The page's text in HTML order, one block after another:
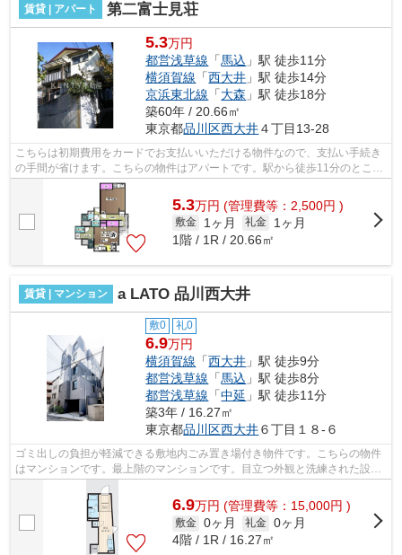
賃貸 | アパート 第二富士見荘
5.3万円
都営浅草線 「馬込 」駅 徒歩11分
横須賀線 「西大井 」駅 徒歩14分
京浜東北線 「大森 」駅 徒歩18分
築60年 / 20.66㎡
東京都品川区西大井４丁目13-28
こちらは初期費用をカードでお支払いいただける物件なので、支払い手続き
の手間が省けます。こちらの物件はアパートです。駅から徒歩11分のところ
にある物件はいかがでしょうか。行く...
5.3万円 (管理費等：2,500円 )
敷金 1ヶ月 礼金
1ヶ月
1階 / 1R / 20.66㎡
賃貸 | マンション a LATO 品川西大井
敷0 礼0
6.9万円
横須賀線 「西大井 」駅 徒歩9分
都営浅草線 「馬込 」駅 徒歩8分
都営浅草線 「中延 」駅 徒歩11分
築3年 / 16.27㎡
東京都品川区西大井６丁目１８-６
ゴミ出しの負担が軽減できる敷地内ごみ置き場付き物件です。こちらの物件
はマンションです。最上階のマンションです。目立つ外観と洗練された設計
の内装を持つデザイナーズ。駅徒歩9分...
6.9万円 (管理費等：15,000円 )
敷金 0ヶ月 礼金 0ヶ月
4階 / 1R / 16.27㎡